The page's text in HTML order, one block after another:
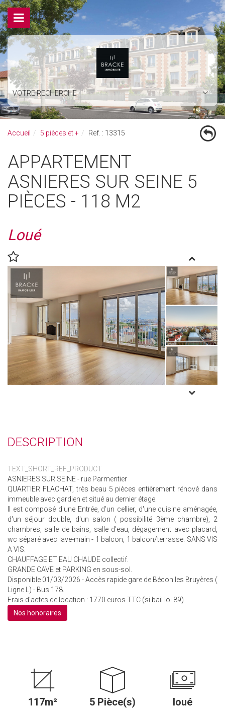
VOTRE RECHERCHE
Accueil 5 pièces et + Ref. : 13315
APPARTEMENT
ASNIERES SUR SEINE 5
PIÈCES - 118 M2
Loué
DESCRIPTION
TEXT_SHORT_REF_PRODUCT
ASNIERES SUR SEINE - rue Parmentier
QUARTIER FLACHAT, très beau 5 pièces entièrement rénové dans
immeuble avec gardien et situé au dernier étage.
Il est composé d'une Entrée, d'un cellier, d'une cuisine aménagée,
d'un séjour double, d'un salon ( possibilité 3ème chambre), 2
chambres, salle de bains, salle d'eau, dégagement avec placard,
wc séparé avec lave-main - 1 balcon, 1 balcon/terrasse. SANS VIS
A VIS.
CHAUFFAGE ET EAU CHAUDE collectif.
GRANDE CAVE et PARKING en sous-sol.
Disponible 01/03/2026 - Accès rapide gare de Bécon les Bruyères (
Ligne L) - Bus 178.
Frais d'actes de location : 1770 euros TTC (si bail loi 89)
Nos honoraires
117m² 5 Pièce(s) loué